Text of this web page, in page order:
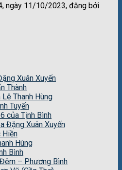
ngày 11/10/2023, đăng bởi
Xuân Xuyến
Thành
Thanh Hùng
Tuyến
của Tịnh Bình
Đặng Xuân Xuyến
Hiền
Hùng
Bình
– Phương Bình